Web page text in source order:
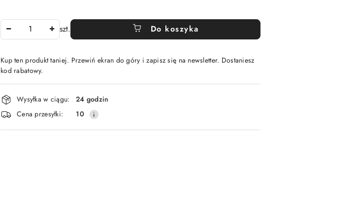
szt. Do koszyka
Kup ten produkt taniej. Przewiń ekran do góry i zapisz się na newsletter. Dostaniesz
kod rabatowy.
Dostępność
i
dostawa
Wysyłka w ciągu:
24 godzin
Cena przesyłki:
10